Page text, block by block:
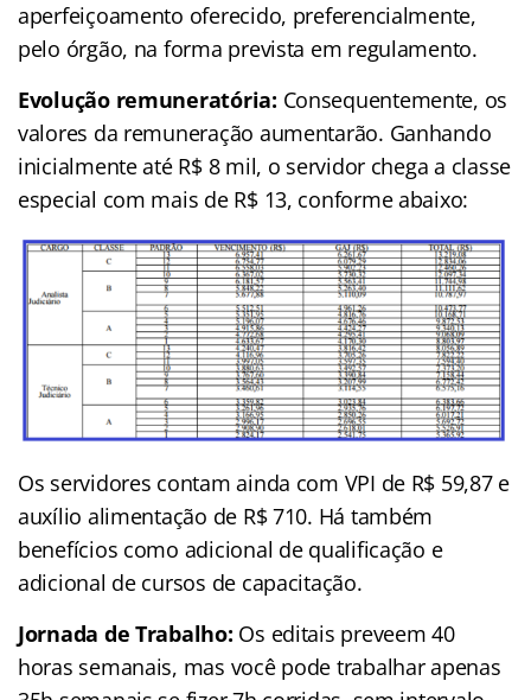
aperfeiçoamento oferecido, preferencialmente,
pelo órgão, na forma prevista em regulamento.
Evolução remuneratória: Consequentemente, os
valores da remuneração aumentarão. Ganhando
inicialmente até R$ 8 mil, o servidor chega a classe
especial com mais de R$ 13, conforme abaixo:
Os servidores contam ainda com VPI de R$ 59,87 e
auxílio alimentação de R$ 710. Há também
benefícios como adicional de qualificação e
adicional de cursos de capacitação.
Jornada de Trabalho: Os editais preveem 40
horas semanais, mas você pode trabalhar apenas